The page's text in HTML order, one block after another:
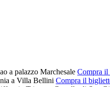
a palazzo Marchesale Compra il
a Villa Bellini Compra il